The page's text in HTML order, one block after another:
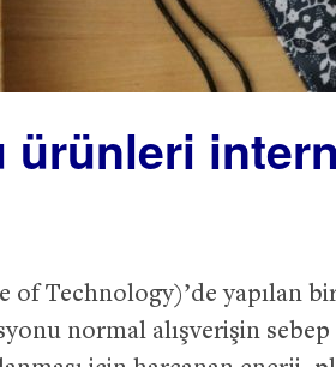
ürünleri
Technology)’de yapılan
normal alışverişin